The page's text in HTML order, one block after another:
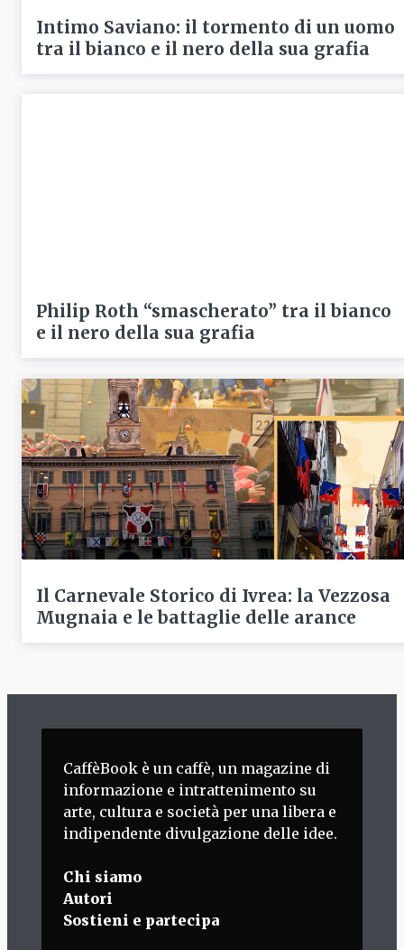
Intimo Saviano: il tormento di un uomo
tra il bianco e il nero della sua grafia
Philip Roth “smascherato” tra il bianco
e il nero della sua grafia
Il Carnevale Storico di Ivrea: la Vezzosa
Mugnaia e le battaglie delle arance
CaffèBook è un caffè, un magazine di
informazione e intrattenimento su
arte, cultura e società per una libera e
indipendente divulgazione delle idee.
Chi siamo
Autori
Sostieni e partecipa